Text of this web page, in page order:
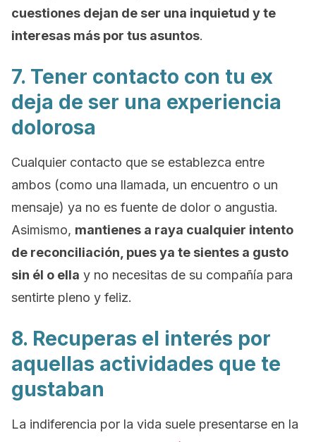
cuestiones dejan de ser una inquietud y te
interesas más por tus asuntos.
7. Tener contacto con tu ex
deja de ser una experiencia
dolorosa
Cualquier contacto que se establezca entre
ambos (como una llamada, un encuentro o un
mensaje) ya no es fuente de dolor o angustia.
Asimismo, mantienes a raya cualquier intento
de reconciliación, pues ya te sientes a gusto
sin él o ella y no necesitas de su compañía para
sentirte pleno y feliz.
8. Recuperas el interés por
aquellas actividades que te
gustaban
La indiferencia por la vida suele presentarse en la